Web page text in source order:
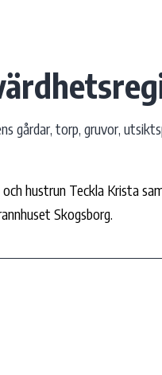
gårdar, torp, gruvor,
hustrun Teckla Krista
Skogsborg.